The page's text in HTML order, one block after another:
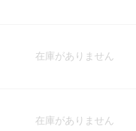
在庫がありません
在庫がありません